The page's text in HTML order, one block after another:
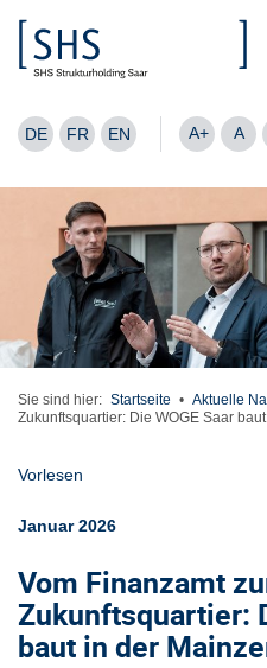
DE FR EN A+ A
Sie sind hier: Startseite • Aktuelle
Zukunftsquartier: Die WOGE Saar
Vorlesen
Januar 2026
Vom Finanzamt
Zukunftsquartier:
baut in der